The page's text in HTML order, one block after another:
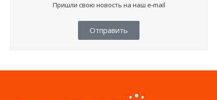
Пришли свою новость на наш e-mail
Отправить